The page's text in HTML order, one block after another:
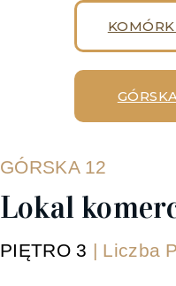
GÓRSKA 12
Lokal
PIĘTRO 3 | Liczba